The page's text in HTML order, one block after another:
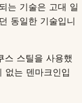
는 기술은 고대 일
동일한 기술입니
스 스틸을 사용했
없는 덴마크인입